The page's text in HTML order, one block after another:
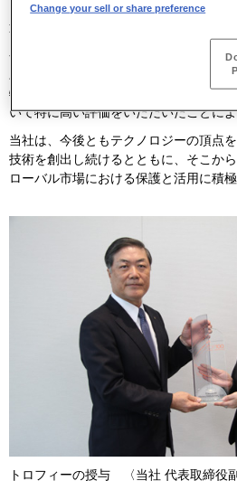
００を選出するもので、２０１１年の
迎えます。
今回の受賞は、４つの選定基準である
願した中で登録に至った割合）」「グ
特許の影響力」のうち、「成功率」と
いて特に高い評価をいただいたことに
当社は、今後ともテクノロジーの頂点
技術を創出し続けるとともに、そこか
ローバル市場における保護と活用に積
トロフィーの授与 〈当社 代表取締役
Change your sell or share preference